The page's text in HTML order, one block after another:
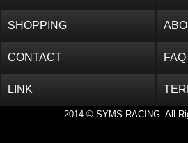
SHOPPING
CONTACT FAQ
LINK
2014 © SYMS RACING. All